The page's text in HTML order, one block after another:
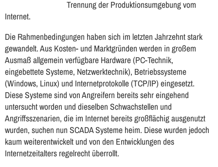
Trennung der Produktionsumgebung vom
Internet.
Die Rahmenbedingungen haben sich im letzten Jahrzehnt stark
gewandelt. Aus Kosten- und Marktgründen werden in großem
Ausmaß allgemein verfügbare Hardware (PC-Technik,
eingebettete Systeme, Netzwerktechnik), Betriebssysteme
(Windows, Linux) und Internetprotokolle (TCP/IP) eingesetzt.
Diese Systeme sind von Angreifern bereits sehr eingehend
untersucht worden und dieselben Schwachstellen und
Angriffsszenarien, die im Internet bereits großflächig ausgenutzt
wurden, suchen nun SCADA Systeme heim. Diese wurden jedoch
kaum weiterentwickelt und von den Entwicklungen des
Internetzeitalters regelrecht überrollt.